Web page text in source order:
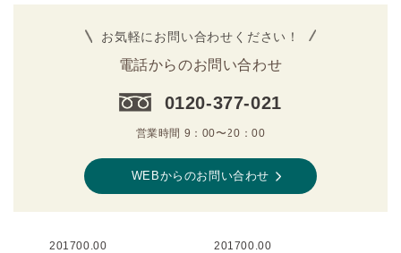
お気軽にお問い合わせください！
電話からのお問い合わせ
0120-377-021
営業時間 9：00〜20：00
WEBからのお問い合わせ
201700.00
201700.00